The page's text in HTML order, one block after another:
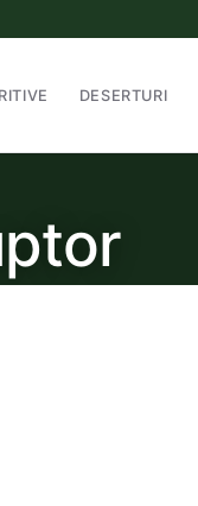
DESERTURI